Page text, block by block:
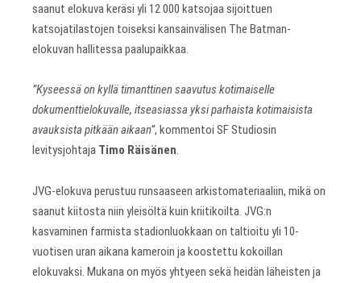
saanut elokuva keräsi yli 12 000 katsojaa sijoittuen
katsojatilastojen toiseksi kansainvälisen The Batman-
elokuvan hallitessa paalupaikkaa.
”Kyseessä on kyllä timanttinen saavutus kotimaiselle
dokumenttielokuvalle, itseasiassa yksi parhaista kotimaisista
avauksista pitkään aikaan”, kommentoi SF Studiosin
levitysjohtaja Timo Räisänen.
JVG-elokuva perustuu runsaaseen arkistomateriaaliin, mikä on
saanut kiitosta niin yleisöltä kuin kriitikoilta. JVG:n
kasvaminen farmista stadionluokkaan on taltioitu yli 10-
vuotisen uran aikana kameroin ja koostettu kokoillan
elokuvaksi. Mukana on myös yhtyeen sekä heidän läheisten ja